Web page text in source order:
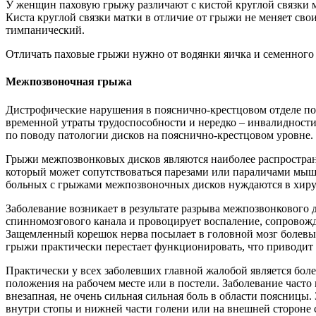
У женщин паховую грыжу различают с кистой круглой связки
Киста круглой связки матки в отличие от грыжи не меняет
тимпанический.
Отличать паховые грыжи нужно от водянки яичка и
Межпозвоночная грыжа
Дистрофические нарушения в пояснично-крестцовом отделе
временной утраты трудоспособности и нередко –
по поводу патологии дисков на пояснично-крестцовом уровне.
Грыжи межпозвонковых дисков являются наиболее
который может сопутствоваться парезами или параличами
больных с грыжами межпозвоночных дисков нуждаются в
Заболевание возникает в результате разрыва
спинномозгового канала и провоцирует воспаление,
Защемленный корешок нерва посылает в головной мозг
грыжи практически перестает функционировать, что
Практически у всех заболевших главной жалобой является
положения на рабочем месте или в постели. Заболевание
внезапная, не очень сильная сильная боль в области
внутри стопы и нижней части голени или на внешней